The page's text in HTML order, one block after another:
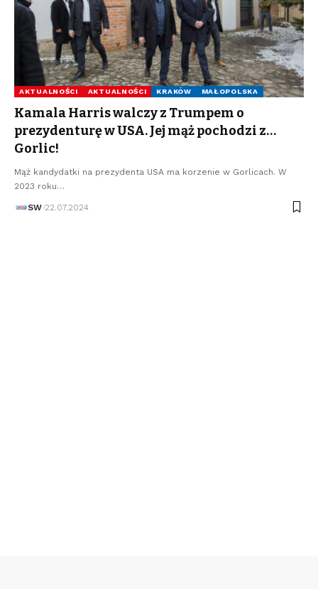
AKTUALNOŚCI AKTUALNOŚCI KRAKÓW MAŁOPOLSKA
Kamala Harris walczy z Trumpem o
prezydenturę w USA. Jej mąż pochodzi z…
Gorlic!
Mąż kandydatki na prezydenta USA ma korzenie w Gorlicach. W
2023 roku…
SW 22.07.2024